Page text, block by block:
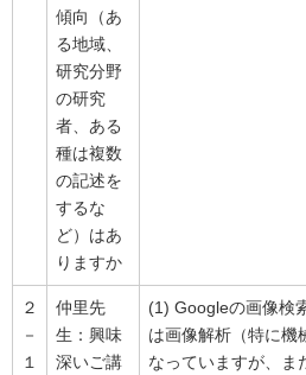
傾向（あ
る地域、
研究分野
の研究
者、ある
種は複数
の記述を
するな
ど）はあ
りますか
２
－
１
仲里先
生：興味
深いご講
(1) Googleの画像検
は画像解析（特に機
なっていますが、ま